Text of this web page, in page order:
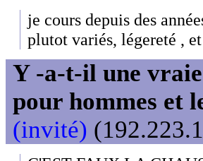
je cours depuis des
plutot variés, légereté ,
Y -a-t-il une
pour hommes et
(invité)